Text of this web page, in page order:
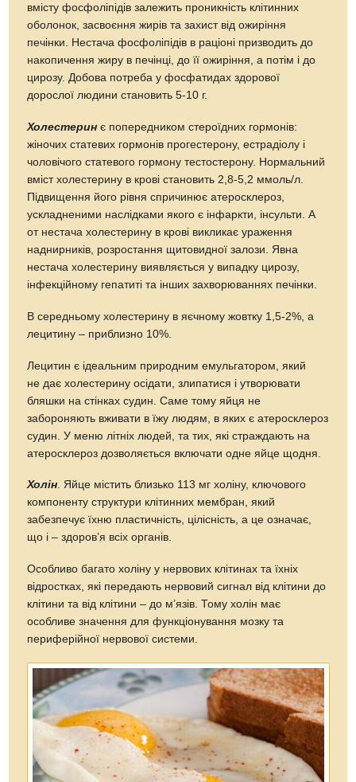
вмісту фосфоліпідів залежить проникність клітинних
оболонок, засвоєння жирів та захист від ожиріння
печінки. Нестача фосфоліпідів в раціоні призводить до
накопичення жиру в печінці, до її ожиріння, а потім і до
цирозу. Добова потреба у фосфатидах здорової
дорослої людини становить 5-10 г.
Холестерин є попередником стероїдних гормонів:
жіночих статевих гормонів прогестерону, естрадіолу і
чоловічого статевого гормону тестостерону. Нормальний
вміст холестерину в крові становить 2,8-5,2 ммоль/л.
Підвищення його рівня спричинює атеросклероз,
ускладненими наслідками якого є інфаркти, інсульти. А
от нестача холестерину в крові викликає ураження
наднирників, розростання щитовидної залози. Явна
нестача холестерину виявляється у випадку цирозу,
інфекційному гепатиті та інших захворюваннях печінки.
В середньому холестерину в яєчному жовтку 1,5-2%, а
лецитину – приблизно 10%.
Лецитин є ідеальним природним емульгатором, який
не дає холестерину осідати, злипатися і утворювати
бляшки на стінках судин. Саме тому яйця не
забороняють вживати в їжу людям, в яких є атеросклероз
судин. У меню літніх людей, та тих, які страждають на
атеросклероз дозволяється включати одне яйце щодня.
Холін. Яйце містить близько 113 мг холіну, ключового
компоненту структури клітинних мембран, який
забезпечує їхню пластичність, цілісність, а це означає,
що і – здоров’я всіх органів.
Особливо багато холіну у нервових клітинах та їхніх
відростках, які передають нервовий сигнал від клітини до
клітини та від клітини – до м’язів. Тому холін має
особливе значення для функціонування мозку та
периферійної нервової системи.